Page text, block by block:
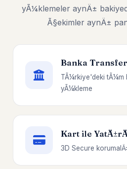
yÃ¼klemeler aynÄ±
Ã§ekimler aynÄ±
Banka
TÃ¼rkiye'deki tÃ¼m
yÃ¼kleme
Kart ile
3D Secure